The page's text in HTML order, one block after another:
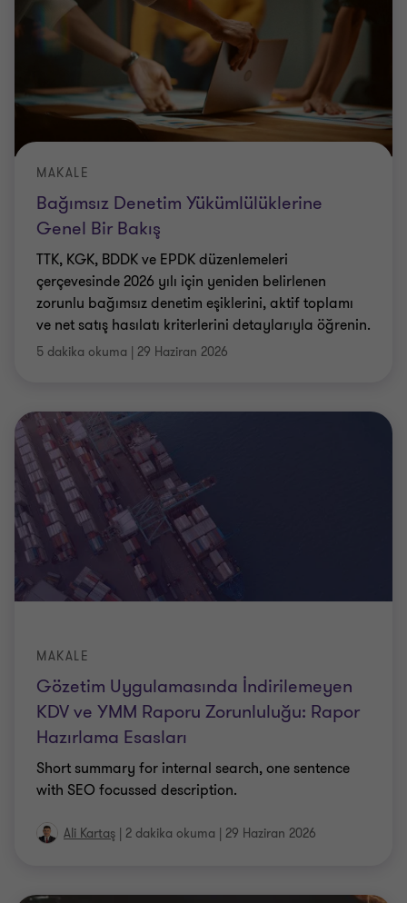
Bağımsız Denetim Yükümlülüklerine
Genel Bir Bakış
MAKALE
TTK, KGK, BDDK ve EPDK düzenlemeleri
çerçevesinde 2026 yılı için yeniden belirlenen
zorunlu bağımsız denetim eşiklerini, aktif toplamı
ve net satış hasılatı kriterlerini detaylarıyla öğrenin.
5 dakika okuma | 29 Haziran 2026
Gözetim Uygulamasında İndirilemeyen
KDV ve YMM Raporu Zorunluluğu: Rapor
Hazırlama Esasları
MAKALE
Short summary for internal search, one sentence
with SEO focussed description.
Ali Kartaş | 2 dakika okuma | 29 Haziran 2026